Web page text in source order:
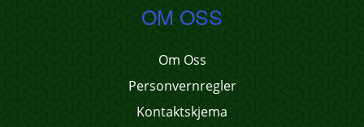
OM OSS
Om Oss
Personvernregler
Kontaktskjema